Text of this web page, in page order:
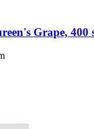
Grape, 400